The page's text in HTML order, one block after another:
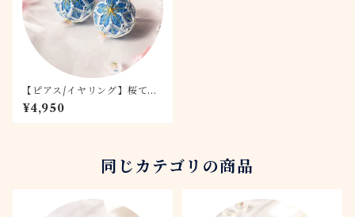
【ピアス/イヤリング】桜てま
り -空桜- 2.0
¥4,950
同じカテゴリの商品